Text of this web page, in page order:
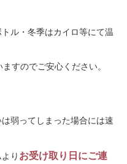
ル・冬季はカイロ等にて温
すのでご安心ください。
弱ってしまった場合には速
り お受け取り日にご連